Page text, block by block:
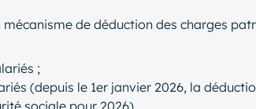
de déduction des charges
;
(depuis le 1er janvier 2026, la
sociale pour 2026).